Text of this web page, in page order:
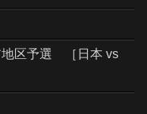
区予選 ［日本 vs